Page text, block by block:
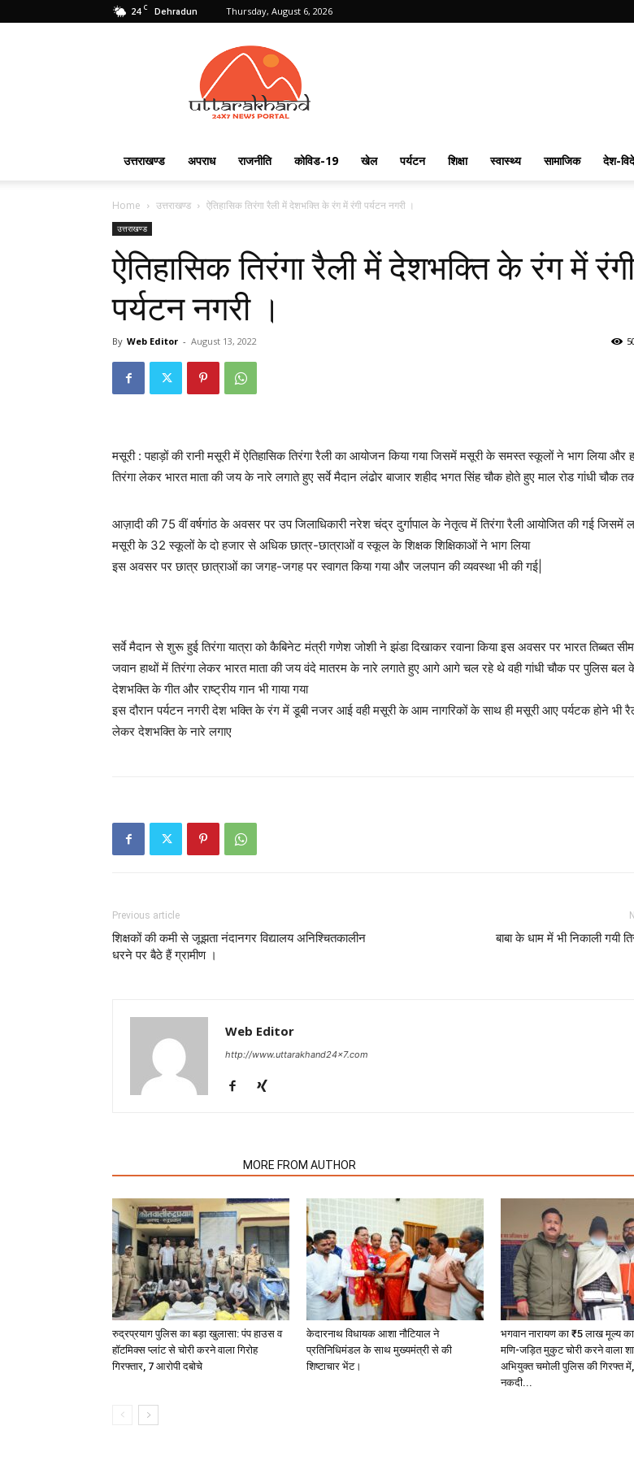
24 C Dehradun Thursday, August 6, 2026
Uttarakhand
24X7
उत्तराखण्ड अपराध राजनीति कोविड-19 खेल पर्यटन शिक्षा स्वास्थ्य सामाजिक देश-
Home उत्तराखण्ड ऐतिहासिक तिरंगा रैली में देशभक्ति के रंग में रंगी पर्यटन नगरी ।
उत्तराखण्ड
ऐतिहासिक तिरंगा रैली में देशभक्ति के रंग में रंगी
पर्यटन नगरी ।
By Web Editor - August 13, 2022
मसूरी : पहाड़ों की रानी मसूरी में ऐतिहासिक तिरंगा रैली का आयोजन किया गया जिसमें मसूरी के समस्त स्कूलों ने भाग लिया और
तिरंगा लेकर भारत माता की जय के नारे लगाते हुए सर्वे मैदान लंढोर बाजार शहीद भगत सिंह चौक होते हुए माल रोड गांधी चौक
आज़ादी की 75 वीं वर्षगांठ के अवसर पर उप जिलाधिकारी नरेश चंद्र दुर्गापाल के नेतृत्व में तिरंगा रैली आयोजित की गई जिसमें
मसूरी के 32 स्कूलों के दो हजार से अधिक छात्र-छात्राओं व स्कूल के शिक्षक शिक्षिकाओं ने भाग लिया
इस अवसर पर छात्र छात्राओं का जगह-जगह पर स्वागत किया गया और जलपान की व्यवस्था भी की गई|
सर्वे मैदान से शुरू हुई तिरंगा यात्रा को कैबिनेट मंत्री गणेश जोशी ने झंडा दिखाकर रवाना किया इस अवसर पर भारत तिब्बत
जवान हाथों में तिरंगा लेकर भारत माता की जय वंदे मातरम के नारे लगाते हुए आगे आगे चल रहे थे वही गांधी चौक पर पुलिस बल के
देशभक्ति के गीत और राष्ट्रीय गान भी गाया गया
इस दौरान पर्यटन नगरी देश भक्ति के रंग में डूबी नजर आई वही मसूरी के आम नागरिकों के साथ ही मसूरी आए पर्यटक होने भी
लेकर देशभक्ति के नारे लगाए
Previous article
शिक्षकों की कमी से जूझता नंदानगर विद्यालय अनिश्चितकालीन
धरने पर बैठे हैं ग्रामीण ।
बाबा के धाम में भी निकाली गयी
Web Editor
http://www.uttarakhand24x7.com
MORE FROM AUTHOR
रुद्रप्रयाग पुलिस का बड़ा खुलासा: पंप हाउस व
हॉटमिक्स प्लांट से चोरी करने वाला गिरोह
गिरफ्तार, 7 आरोपी दबोचे
केदारनाथ विधायक आशा नौटियाल ने
प्रतिनिधिमंडल के साथ मुख्यमंत्री से की
शिष्टाचार भेंट।
भगवान नारायण का ₹5 लाख मूल्य
मणि-जड़ित मुकुट चोरी करने वाला
अभियुक्त चमोली पुलिस की गिरफ्त
नकदी...